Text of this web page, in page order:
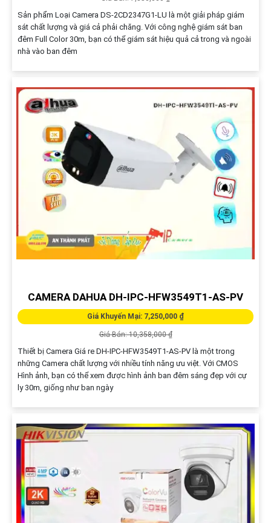
Sản phẩm Loại Camera DS-2CD2347G1-LU là một giải pháp giám
sát chất lượng và giá cả phải chăng. Với công nghệ giám sát ban
đêm Full Color 30m, bạn có thể giám sát hiệu quả cả trong và ngoài
nhà vào ban đêm
CAMERA DAHUA DH-IPC-HFW3549T1-AS-PV
Giá Khuyến Mại: 7,250,000 ₫
Giá Bán: 10,358,000 ₫
Thiết bị Camera Giá re DH-IPC-HFW3549T1-AS-PV là một trong
những Camera chất lượng với nhiều tính năng ưu việt. Với CMOS
Hình ảnh, bạn có thể xem được hình ảnh ban đêm sáng đẹp với cự
ly 30m, giống như ban ngày